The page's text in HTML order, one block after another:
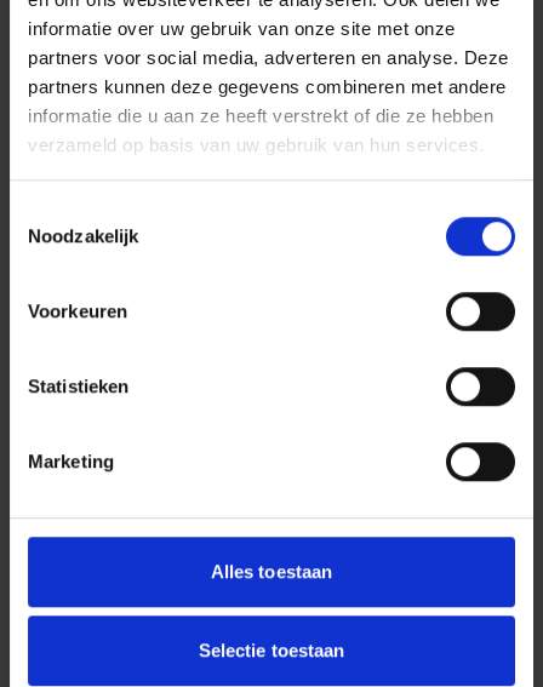
informatie over uw gebruik van onze site met onze
partners voor social media, adverteren en analyse. Deze
partners kunnen deze gegevens combineren met andere
informatie die u aan ze heeft verstrekt of die ze hebben
verzameld op basis van uw gebruik van hun services.
Noodzakelijk
Voorkeuren
Statistieken
Marketing
Alles toestaan
Selectie toestaan
Media